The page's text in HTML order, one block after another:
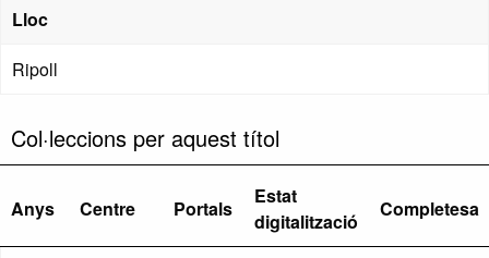
Lloc
Ripoll
Col·leccions per aquest títol
Anys Centre Portals
Estat
digitalització
Completesa